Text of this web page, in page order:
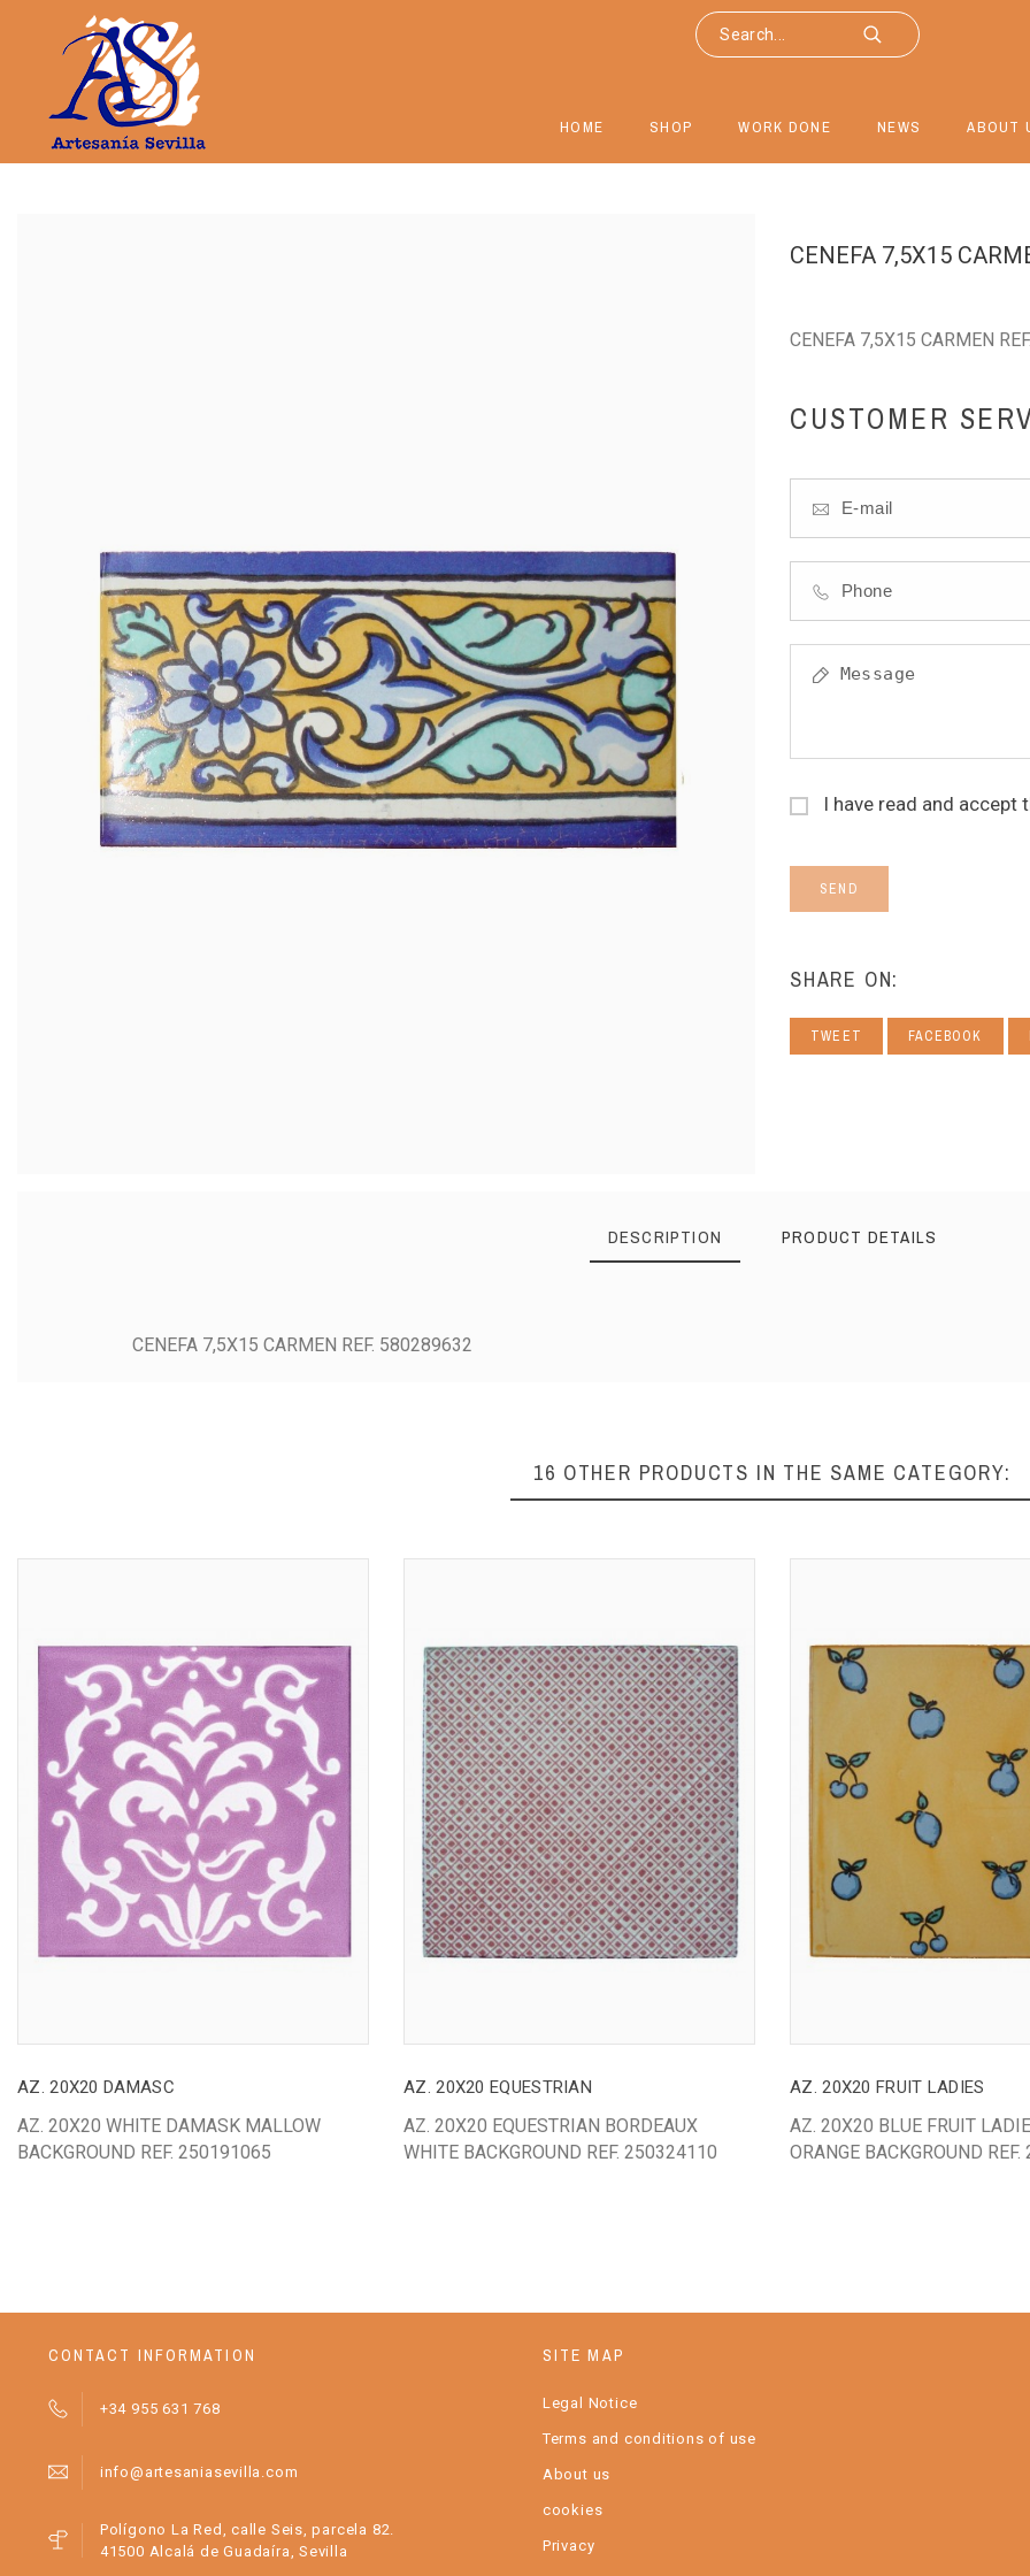
HOME SHOP WORK DONE NEWS ABOUT
CENEFA 7,5X15
CENEFA 7,5X15 CARMEN
CUSTOMER
I have read and accept
SEND
SHARE ON:
TWEET FACEBOOK
DESCRIPTION PRODUCT DETAILS
CENEFA 7,5X15 CARMEN REF. 580289632
16 OTHER PRODUCTS IN THE SAME CATEGORY:
AZ. 20X20 DAMASC
AZ. 20X20 WHITE DAMASK MALLOW
BACKGROUND REF. 250191065
AZ. 20X20 EQUESTRIAN
AZ. 20X20 EQUESTRIAN BORDEAUX
WHITE BACKGROUND REF. 250324110
AZ. 20X20 FRUIT LADIES
AZ. 20X20 BLUE FRUIT
ORANGE BACKGROUND
CONTACT INFORMATION
+34 955 631 768
info@artesaniasevilla.com
Polígono La Red, calle Seis, parcela 82.
41500 Alcalá de Guadaíra, Sevilla
SITE MAP
Legal Notice
Terms and conditions of use
About us
cookies
Privacy